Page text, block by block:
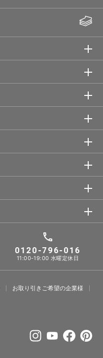
0120-796-016
11:00-19:00 水曜定休日
お取り引きご希望の企業様